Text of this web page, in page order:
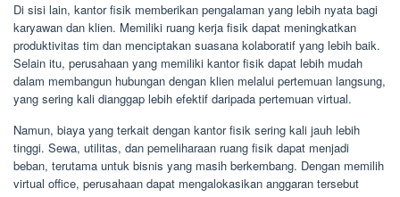
Di sisi lain, kantor fisik memberikan pengalaman yang lebih nyata bagi
karyawan dan klien. Memiliki ruang kerja fisik dapat meningkatkan
produktivitas tim dan menciptakan suasana kolaboratif yang lebih baik.
Selain itu, perusahaan yang memiliki kantor fisik dapat lebih mudah
dalam membangun hubungan dengan klien melalui pertemuan langsung,
yang sering kali dianggap lebih efektif daripada pertemuan virtual.
Namun, biaya yang terkait dengan kantor fisik sering kali jauh lebih
tinggi. Sewa, utilitas, dan pemeliharaan ruang fisik dapat menjadi
beban, terutama untuk bisnis yang masih berkembang. Dengan memilih
virtual office, perusahaan dapat mengalokasikan anggaran tersebut